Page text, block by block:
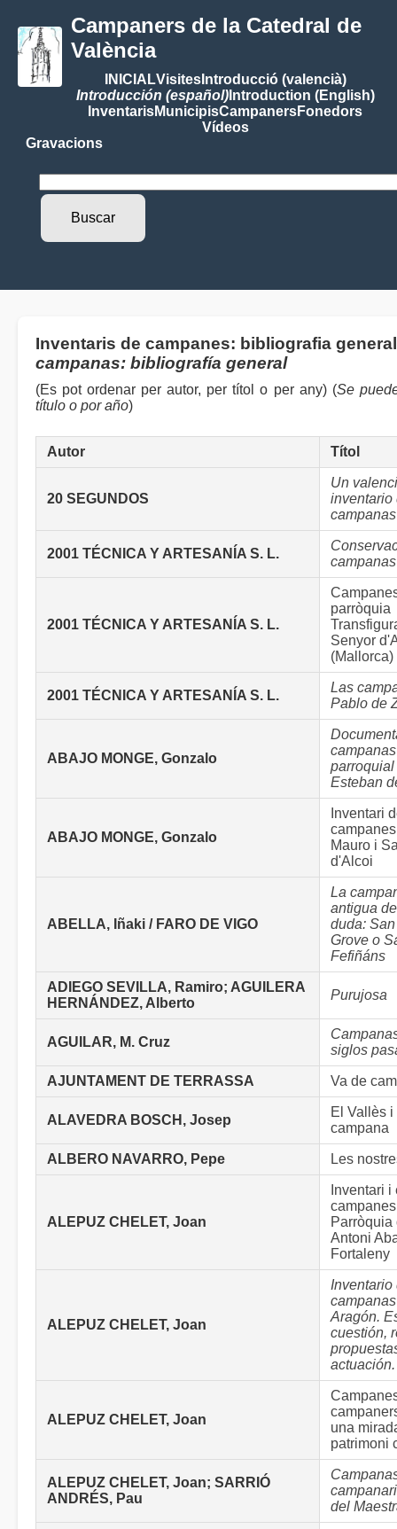
Campaners de la Catedral de
València
INICIALVisitesIntroducció (valencià)
Introducción (español)Introduction (English)
InventarisMunicipisCampanersFonedors
Vídeos
Gravacions
Inventaris de campanes: bibliografia
campanas: bibliografía general
(Es pot ordenar per autor, per títol o per any) (Se
título o por año)
Autor Títol
20 SEGUNDOS
Un
inventario
2001 TÉCNICA Y ARTESANÍA S. L.
2001 TÉCNICA Y ARTESANÍA S. L.
parròquia
Senyor
(Mallorca)
2001 TÉCNICA Y ARTESANÍA S. L.
Las
Pablo de
ABAJO MONGE, Gonzalo
Esteban
ABAJO MONGE, Gonzalo
Inventari
Mauro i
d'Alcoi
ABELLA, Iñaki / FARO DE VIGO
La
antigua
duda:
Grove o
Fefiñáns
ADIEGO SEVILLA, Ramiro; AGUILERA
HERNÁNDEZ, Alberto
Purujosa
AGUILAR, M. Cruz
siglos
AJUNTAMENT DE TERRASSA Va de
ALAVEDRA BOSCH, Josep
El Vallès
campana
ALBERO NAVARRO, Pepe Les
ALEPUZ CHELET, Joan
Inventari
Parròquia
Antoni
Fortaleny
ALEPUZ CHELET, Joan
Inventario
Aragón.
cuestión,
actuación.
ALEPUZ CHELET, Joan
una
patrimoni
ALEPUZ CHELET, Joan; SARRIÓ
ANDRÉS, Pau
del